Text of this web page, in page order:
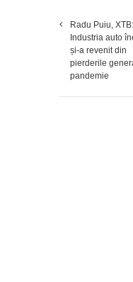
Radu Puiu, XTB:
Industria auto
și-a revenit din
pierderile
pandemie